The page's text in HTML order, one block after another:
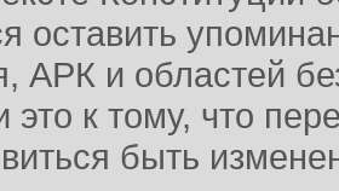
оставить
АРК и областей
это к тому, что
быть